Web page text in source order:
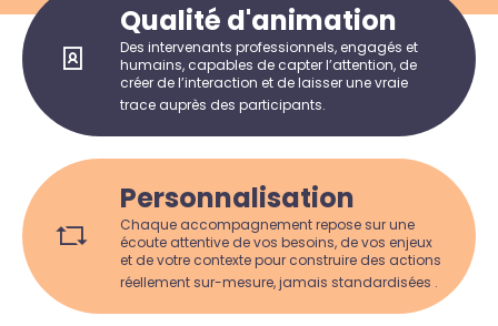
Qualité d'animation
Des intervenants professionnels, engagés et
humains, capables de capter l’attention, de
créer de l’interaction et de laisser une vraie
trace auprès des participants.
Personnalisation
Chaque accompagnement repose sur une
écoute attentive de vos besoins, de vos enjeux
et de votre contexte pour construire des actions
réellement sur-mesure, jamais standardisées .